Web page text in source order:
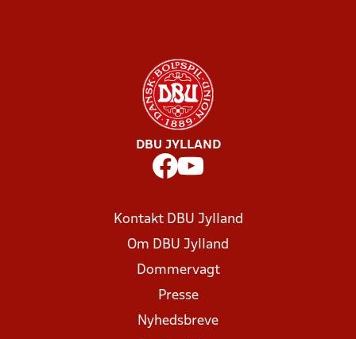
DBU JYLLAND
Kontakt DBU Jylland
Om DBU Jylland
Dommervagt
Presse
Nyhedsbreve